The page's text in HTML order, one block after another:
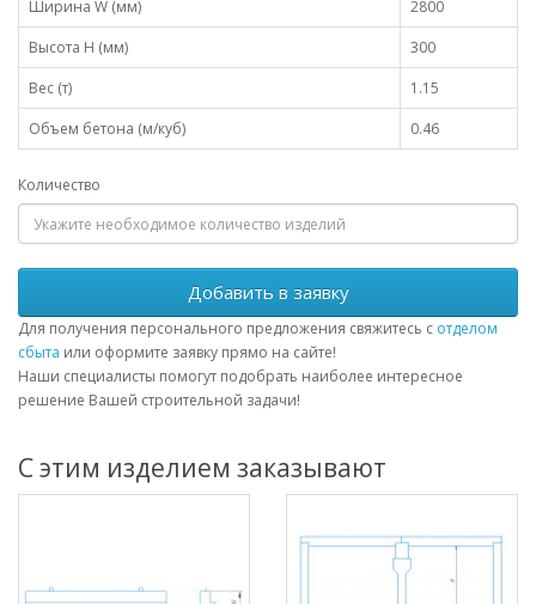
Ширина W (мм)
2800
Высота H (мм)
300
Вес (т)
1.15
Объем бетона (м/куб)
0.46
Количество
Добавить в заявку
Для получения персонального предложения свяжитесь с отделом
сбыта или оформите заявку прямо на сайте!
Наши специалисты помогут подобрать наиболее интересное
решение Вашей строительной задачи!
С этим изделием заказывают